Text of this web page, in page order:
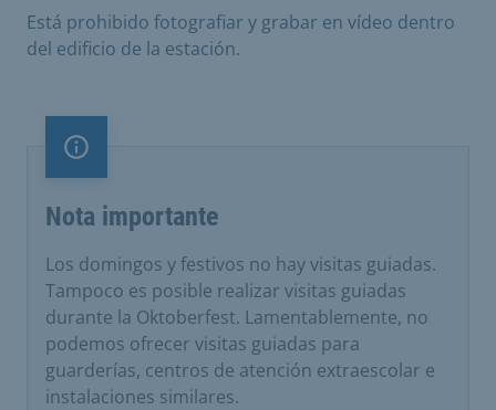
Está prohibido fotografiar y grabar en vídeo dentro
del edificio de la estación.
Nota importante
Nota importante
Los domingos y festivos no hay visitas guiadas.
Tampoco es posible realizar visitas guiadas
durante la Oktoberfest. Lamentablemente, no
podemos ofrecer visitas guiadas para
guarderías, centros de atención extraescolar e
instalaciones similares.